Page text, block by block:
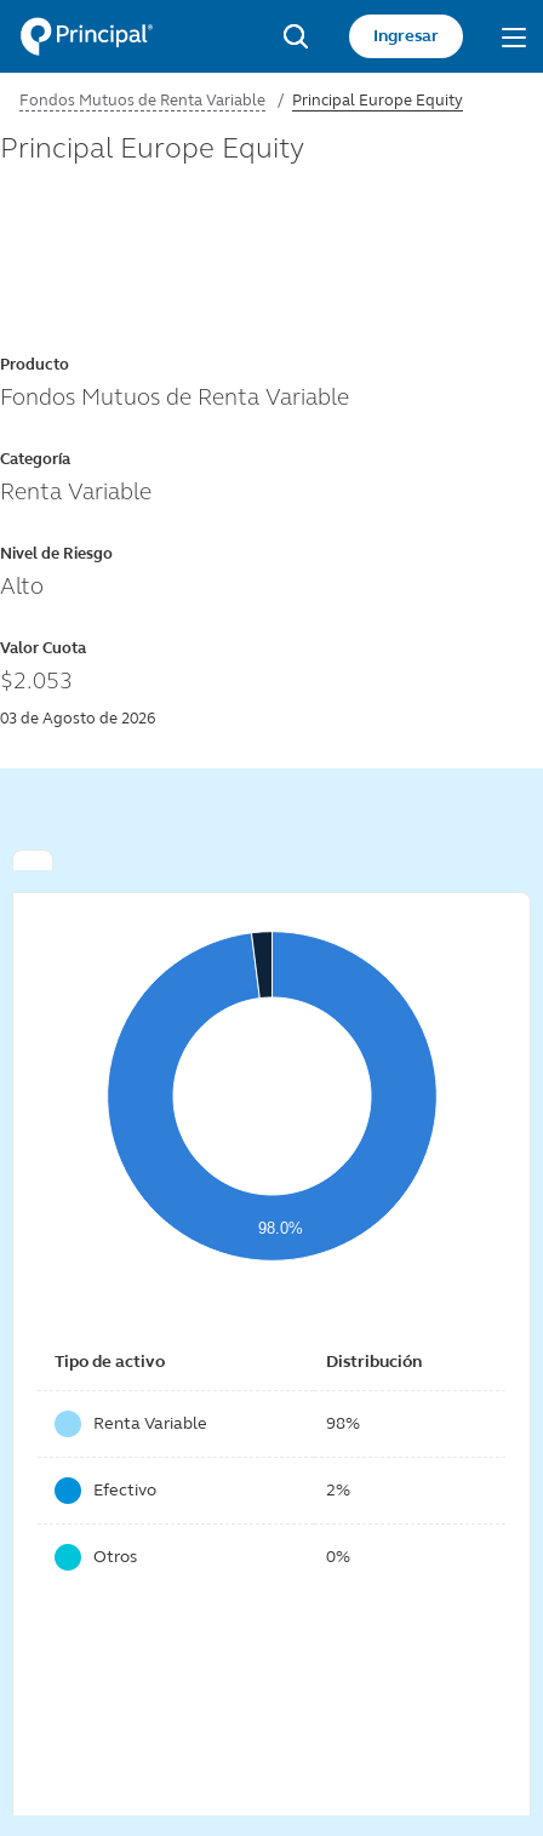
Pasar
contenido
principal
Acceso
sitio
privado
Search
Ingresar
Fondos Mutuos de Renta Variable Principal Europe Equity
Principal Europe Equity
Producto
Fondos Mutuos de Renta Variable
Categoría
Renta Variable
Nivel de Riesgo
Alto
Valor Cuota
$2.053
03 de Agosto de 2026
98.0%
Tipo de activo Distribución
Renta Variable 98%
Efectivo 2%
Otros 0%